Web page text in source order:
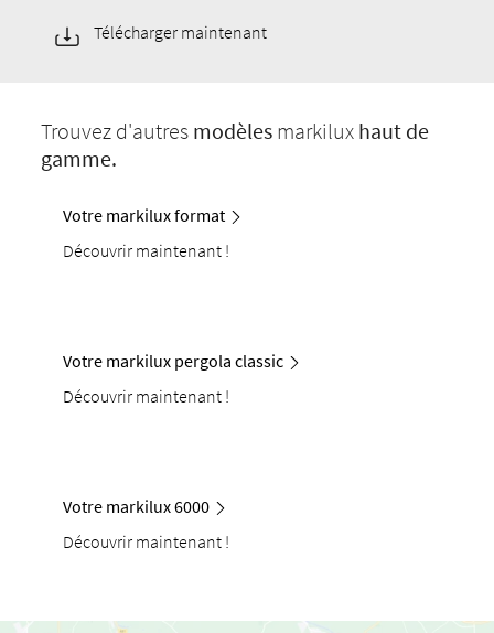
Télécharger maintenant
Trouvez d'autres modèles markilux haut de
gamme.
Votre markilux format
Découvrir maintenant !
Votre markilux pergola classic
Découvrir maintenant !
Votre markilux 6000
Découvrir maintenant !